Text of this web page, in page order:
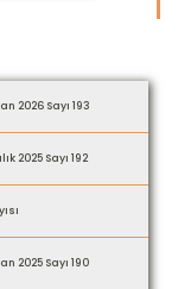
2026 Sayı 193
2025 Sayı 192
2025 Sayı 190